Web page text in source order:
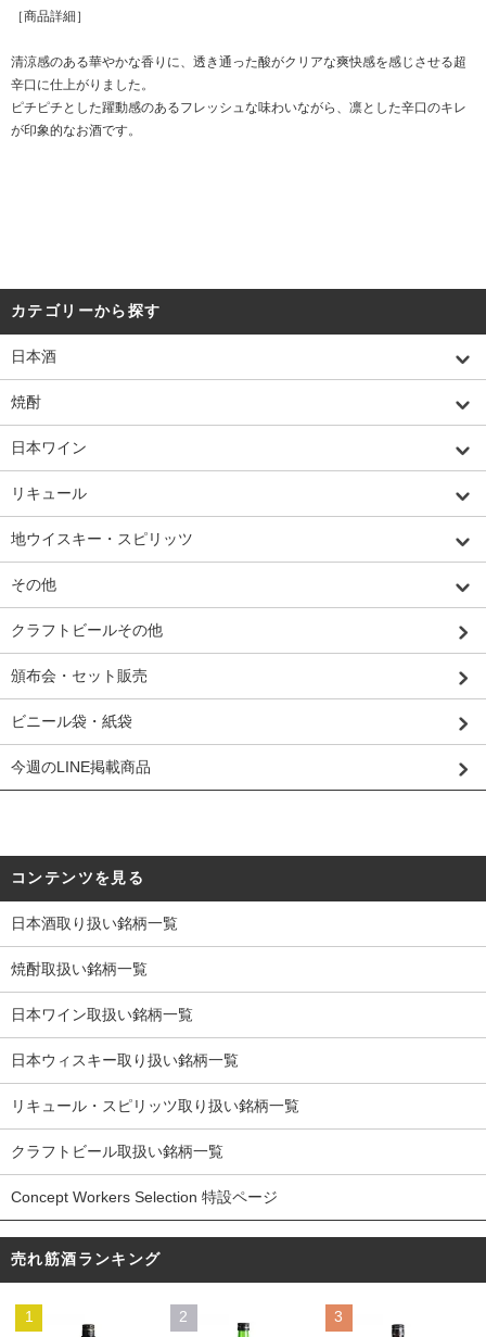
［商品詳細］
清涼感のある華やかな香りに、透き通った酸がクリアな爽快感を感じさせる超
辛口に仕上がりました。
ピチピチとした躍動感のあるフレッシュな味わいながら、凛とした辛口のキレ
が印象的なお酒です。
カテゴリーから探す
日本酒
焼酎
日本ワイン
リキュール
地ウイスキー・スピリッツ
その他
クラフトビールその他
頒布会・セット販売
ビニール袋・紙袋
今週のLINE掲載商品
コンテンツを見る
日本酒取り扱い銘柄一覧
焼酎取扱い銘柄一覧
日本ワイン取扱い銘柄一覧
日本ウィスキー取り扱い銘柄一覧
リキュール・スピリッツ取り扱い銘柄一覧
クラフトビール取扱い銘柄一覧
Concept Workers Selection 特設ページ
売れ筋酒ランキング
1 2 3